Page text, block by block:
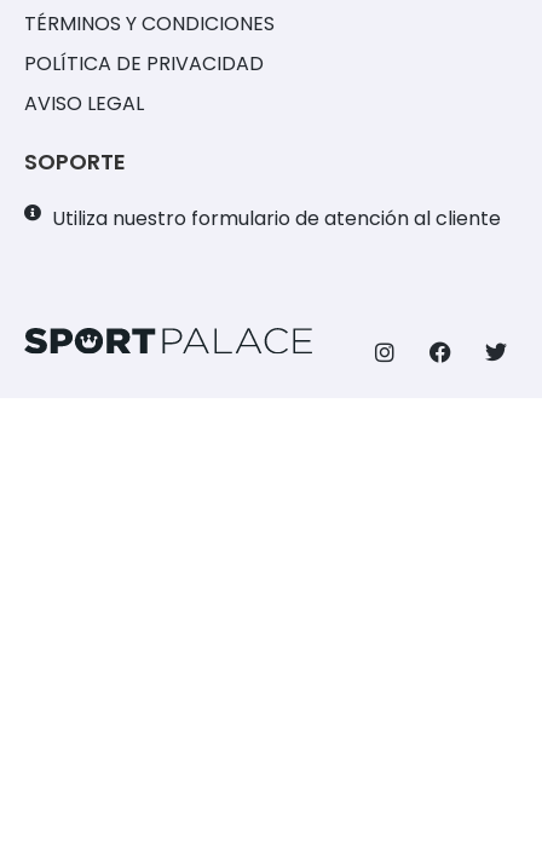
TÉRMINOS Y CONDICIONES
POLÍTICA DE PRIVACIDAD
AVISO LEGAL
SOPORTE
Utiliza nuestro formulario de atención al cliente